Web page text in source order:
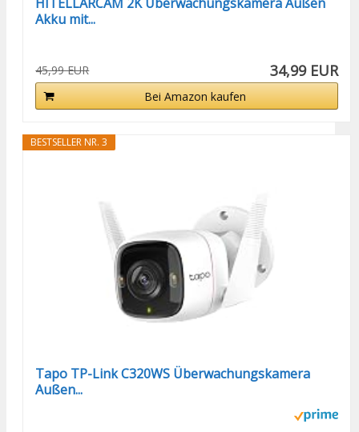
Akku mit...
45,99 EUR 34,99 EUR
Bei Amazon kaufen
BESTSELLER NR. 3
Tapo TP-Link C320WS Überwachungskamera
Außen...